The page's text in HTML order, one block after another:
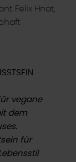
Felix Hnat,
-
vegane
dem
für